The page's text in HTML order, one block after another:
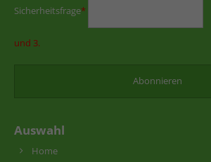
Sicherheitsfrage*
und 3.
Auswahl
Home